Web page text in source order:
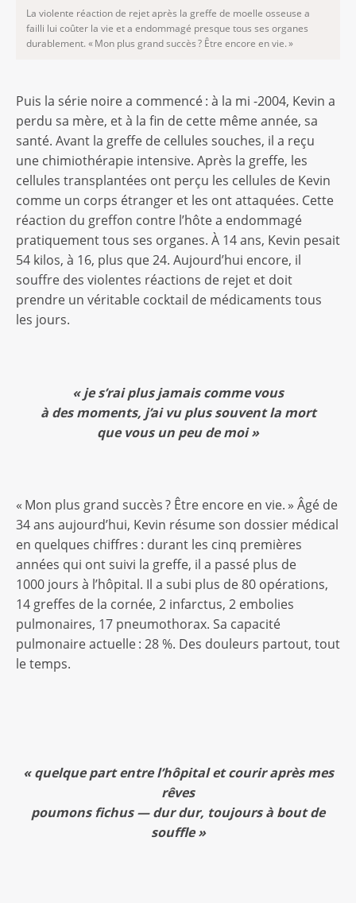
La violente réaction de rejet après la greffe de moelle osseuse a
failli lui coûter la vie et a endommagé presque tous ses organes
durablement. « Mon plus grand succès ? Être encore en vie. »
Puis la série noire a commencé : à la mi -2004, Kevin a
perdu sa mère, et à la fin de cette même année, sa
santé. Avant la greffe de cellules souches, il a reçu
une chimiothérapie intensive. Après la greffe, les
cellules transplantées ont perçu les cellules de Kevin
comme un corps étranger et les ont attaquées. Cette
réaction du greffon contre l’hôte a endommagé
pratiquement tous ses organes. À 14 ans, Kevin pesait
54 kilos, à 16, plus que 24. Aujourd’hui encore, il
souffre des violentes réactions de rejet et doit
prendre un véritable cocktail de médicaments tous
les jours.
«je s’rai plus jamais comme vous
à des moments, j’ai vu plus souvent la mort
que vous un peu de moi»
« Mon plus grand succès ? Être encore en vie. » Âgé de
34 ans aujourd’hui, Kevin résume son dossier médical
en quelques chiffres : durant les cinq premières
années qui ont suivi la greffe, il a passé plus de
1000 jours à l’hôpital. Il a subi plus de 80 opérations,
14 greffes de la cornée, 2 infarctus, 2 embolies
pulmonaires, 17 pneumothorax. Sa capacité
pulmonaire actuelle : 28 %. Des douleurs partout, tout
le temps.
« quelque part entre l’hôpital et courir après mes
rêves
poumons fichus — dur dur, toujours à bout de
souffle»